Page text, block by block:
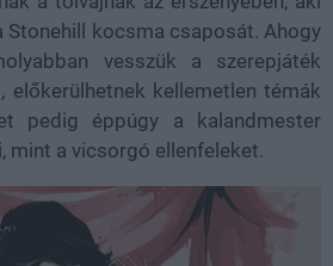
kocsma csaposát. Ahogy
vesszük a szerepjáték
előkerülhetnek kellemetlen témák
pedig éppúgy a kalandmester
mint a vicsorgó ellenfeleket.